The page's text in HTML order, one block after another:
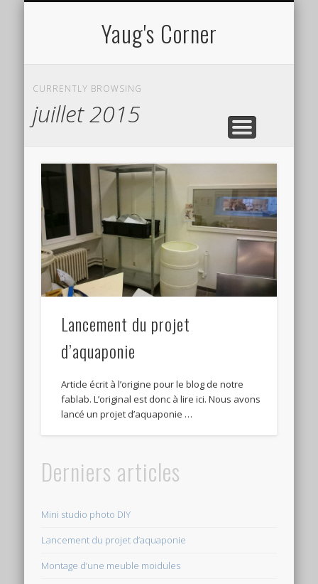
Yaug's Corner
CURRENTLY BROWSING
juillet 2015
Lancement du projet
d’aquaponie
Article écrit à l’origine pour le blog de notre
fablab. L’original est donc à lire ici. Nous avons
lancé un projet d’aquaponie …
Derniers articles
Mini studio photo DIY
Lancement du projet d’aquaponie
Montage d’une meuble moidules